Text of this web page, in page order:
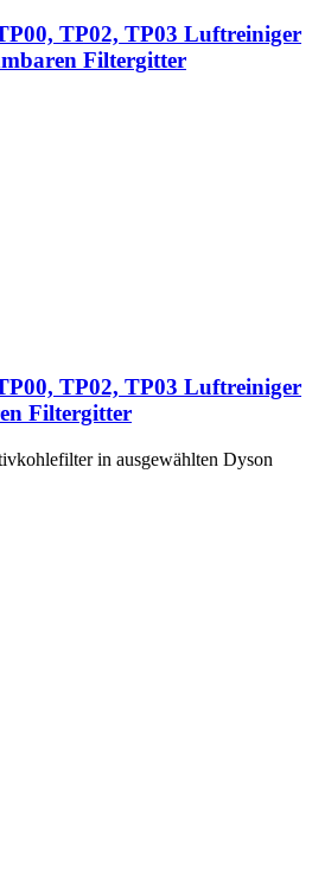
TP02, TP03 Luftreiniger
Filtergitter
TP02, TP03 Luftreiniger
Filtergitter
in ausgewählten Dyson